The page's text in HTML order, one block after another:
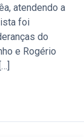
atendendo a
foi
do
e Rogério